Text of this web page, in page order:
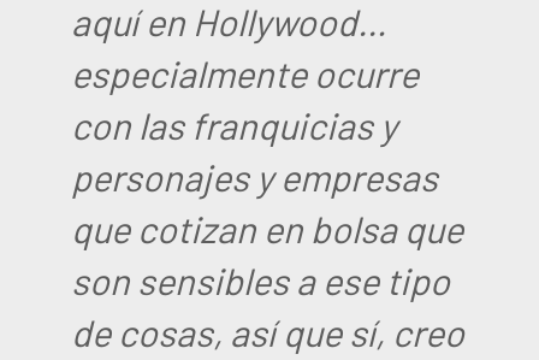
aquí en Hollywood…
especialmente ocurre
con las franquicias y
personajes y empresas
que cotizan en bolsa que
son sensibles a ese tipo
de cosas, así que sí, creo